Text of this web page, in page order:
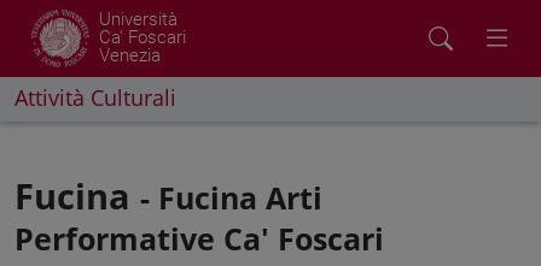
Università
Ca' Foscari
Venezia
Attività Culturali
Fucina - Fucina Arti
Performative Ca' Foscari